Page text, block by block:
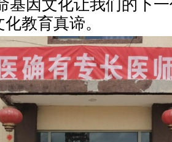
基因文化让我们的下
教育真谛。